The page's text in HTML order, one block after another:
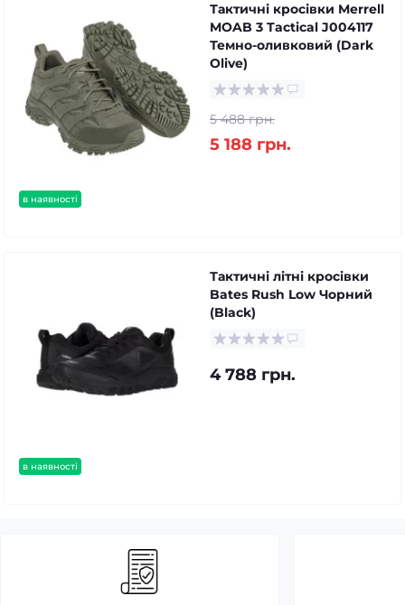
в наявності
Тактичні кросівки Merrell
MOAB 3 Tactical J004117
Темно-оливковий (Dark
Olive)
5 488 грн.
5 188 грн.
в наявності
Тактичні літні кросівки
Bates Rush Low Чорний
(Black)
4 788 грн.